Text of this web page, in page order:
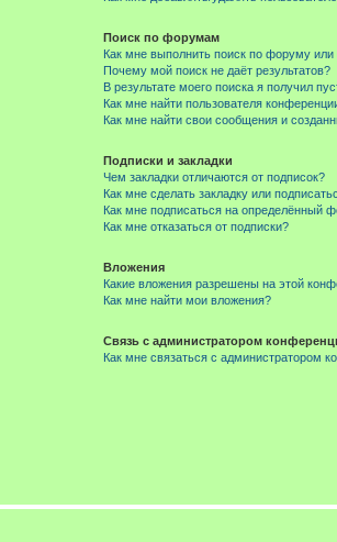
Поиск по форумам
Как мне выполнить поиск по форуму
Почему мой поиск не даёт результатов?
В результате моего поиска я получил
Как мне найти пользователя
Как мне найти свои сообщения и
Подписки и закладки
Чем закладки отличаются от подписок?
Как мне сделать закладку или
Как мне подписаться на определённый
Как мне отказаться от подписки?
Вложения
Какие вложения разрешены на этой
Как мне найти мои вложения?
Связь с администратором
Как мне связаться с администратором